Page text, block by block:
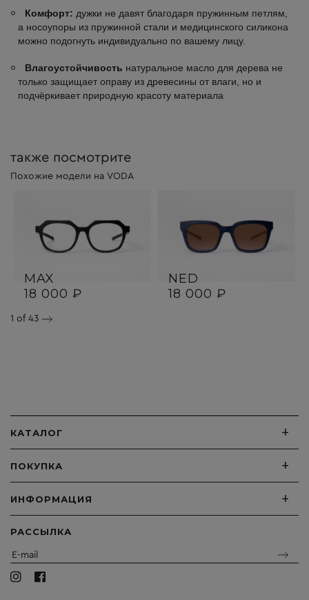
Комфорт: дужки не давят благодаря пружинным петлям,
а носоупоры из пружинной стали и медицинского силикона
можно подогнуть индивидуально по вашему лицу.
Влагоустойчивость натуральное масло для дерева не
только защищает оправу из древесины от влаги, но и
подчёркивает природную красоту материала
также посмотрите
Похожие модели на VODA
MAX
18 000 ₽
NED
18 000 ₽
1 of 43
КАТАЛОГ +
ПОКУПКА +
ИНФОРМАЦИЯ +
РАССЫЛКА